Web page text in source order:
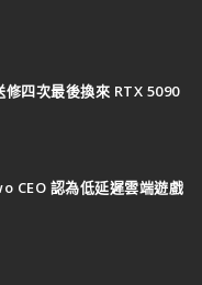
四次最後換來 RTX 5090
CEO 認為低延遲雲端遊戲